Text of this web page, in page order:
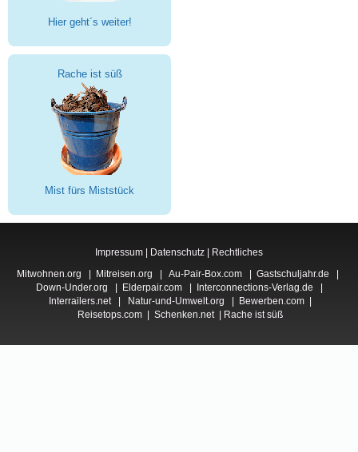
Hier geht´s weiter!
Rache ist süß
Mist fürs Miststück
Impressum Datenschutz
Rechtliches
Mitwohnen.org | Mitreisen.org | Au-Pair-Box.com | Gastschuljahr.de |
Down-Under.org | Elderpair.com| Interconnections-Verlag.de |
Interrailers.net| Natur-und-Umwelt.org | Bewerben.com |
Reisetops.com | Schenken.net| Rache ist süß